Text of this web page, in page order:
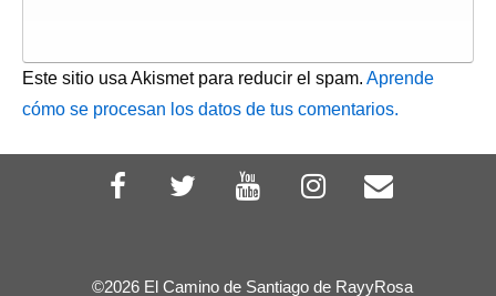
Este sitio usa Akismet para reducir el spam. Aprende
cómo se procesan los datos de tus comentarios.
©2026 El Camino de Santiago de RayyRosa